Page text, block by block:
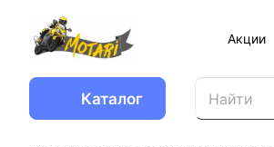
Акции
Каталог